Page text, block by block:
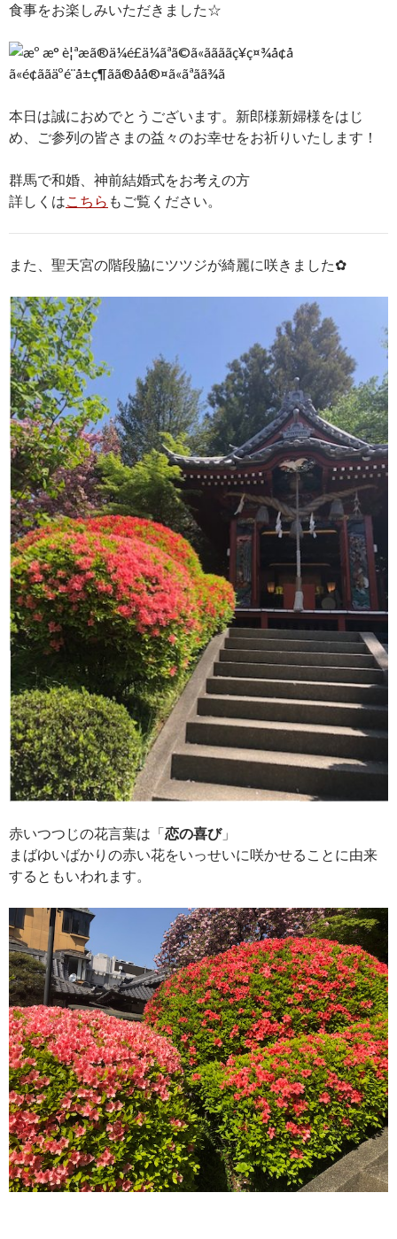
食事をお楽しみいただきました☆
本日は誠におめでとうございます。新郎様新婦様をはじ
め、ご参列の皆さまの益々のお幸せをお祈りいたします！
群馬で和婚、神前結婚式をお考えの方
詳しくはこちら もご覧ください。
また、聖天宮の階段脇にツツジが綺麗に咲きました✿
赤いつつじの花言葉は「恋の喜び」
まばゆいばかりの赤い花をいっせいに咲かせることに由来
するともいわれます。